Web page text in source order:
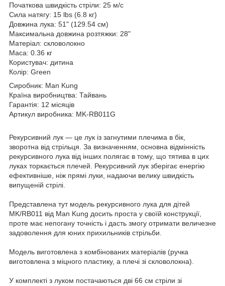
Початкова швидкість стріли: 25 м/с
Сила натягу: 15 lbs (6.8 кг)
Довжина лука: 51" (129.54 см)
Максимальна довжина розтяжки: 28"
Матеріал: скловолокно
Маса: 0.36 кг
Користувач: дитина
Колір: Green
Сиробник: Man Kung
Країна виробництва: Тайвань
Гарантія: 12 місяців
Артикул виробника: MK-RB011G
Рекурсивний лук — це лук із загнутими плечима в бік,
зворотна від стрільця. За визначенням, основна відмінність
рекурсивного лука від інших полягає в тому, що тятива в цих
луках торкається плечей. Рекурсивний лук зберігає енергію
ефективніше, ніж прямі луки, надаючи велику швидкість
випущеній стрілі.
Представлена тут модель рекурсивного лука для дітей
MK/RB011 від Man Kung досить проста у своїй конструкції,
проте має непогану точність і дасть змогу отримати величезне
задоволення для юних прихильників стрільби.
Модель виготовлена з комбінованих матеріалів (ручка
виготовлена з міцного пластику, а плечі зі скловолокна).
У комплекті з луком постачаються дві 66 см стріли зі